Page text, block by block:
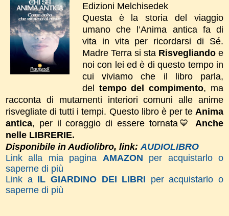
Edizioni Melchisedek
Questa è la storia del viaggio
umano che l’Anima antica fa di
vita in vita per ricordarsi di Sé.
Madre Terra si sta Risvegliandoe
noi con lei ed è di questo tempo in
cui viviamo che il libro parla,
del tempo del compimento, ma
racconta di mutamenti interiori comuni alle anime
risvegliate di tutti i tempi. Questo libro è per te Anima
antica, per il coraggio di essere tornata💙 Anche
nelle LIBRERIE.
Disponibile in Audiolibro, link: AUDIOLIBRO
Link alla mia pagina AMAZON per acquistarlo o
saperne di più
Link a IL GIARDINO DEI LIBRI per acquistarlo o
saperne di più